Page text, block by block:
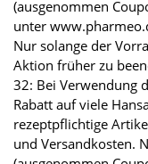
(ausgenommen
unter
Nur solange der
Aktion früher zu
32: Bei Verwendung
Rabatt auf viele
rezeptpflichtige
und Versandkosten.